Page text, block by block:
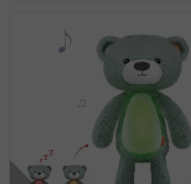
相關的退換貨辦理
其他常見問題：
運送服務：目前提
區，可能會無法配
亦保留出貨與否的